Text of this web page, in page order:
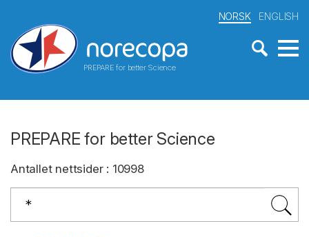
PREPARE for better Science
NORSK ENGLISH
PREPARE for better Science
Antallet nettsider: 10998